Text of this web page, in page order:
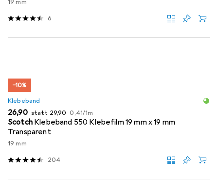
19 mm
6
−10%
Klebeband
EUR
26,90 statt EUR
29,90 EUR
0,41/1m
Scotch Klebeband 550 Klebefilm 19 mm x 19 mm
Transparent
19 mm
204